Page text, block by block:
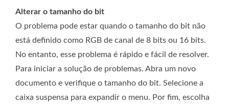
Alterar o tamanho do bit
O problema pode estar quando o tamanho do bit não
está definido como RGB de canal de 8 bits ou 16 bits.
No entanto, esse problema é rápido e fácil de resolver.
Para iniciar a solução de problemas. Abra um novo
documento e verifique o tamanho do bit. Selecione a
caixa suspensa para expandir o menu. Por fim, escolha